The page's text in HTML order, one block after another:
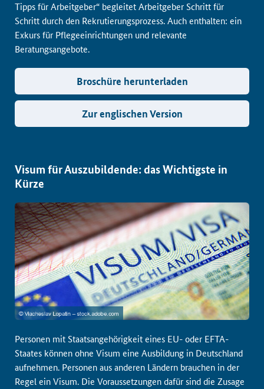
Tipps für Arbeitgeber“ begleitet Arbeitgeber Schritt für
Schritt durch den Rekrutierungsprozess. Auch enthalten: ein
Exkurs für Pflegeeinrichtungen und relevante
Beratungsangebote.
Broschüre herunterladen
Zur englischen Version
Visum für Auszubildende: das Wichtigste in
Kürze
Personen mit Staatsangehörigkeit eines EU- oder EFTA-
Staates können ohne Visum eine Ausbildung in Deutschland
aufnehmen. Personen aus anderen Ländern brauchen in der
Regel ein Visum. Die Voraussetzungen dafür sind die Zusage